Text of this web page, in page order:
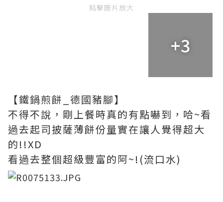
點擊圖片放大
+3
【鐵鍋煎餅_德國豬腳】
不得不說，剛上餐時真的有點嚇到，哈~看
過去起司披薩薄餅份量實在讓人覺得超大
的!!XD
看過去整個超級豐富的阿~!(流口水)